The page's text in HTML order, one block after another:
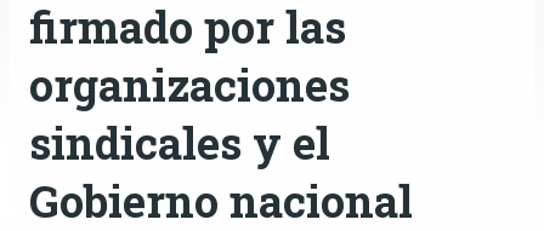
firmado por las
organizaciones
sindicales y el
Gobierno nacional